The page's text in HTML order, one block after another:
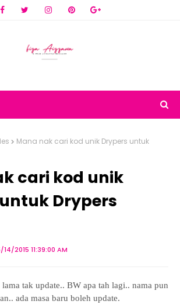
Mana nak cari kod unik Drypers untuk
cari kod unik
Drypers
14/2015 11:39:00 AM
tak update.. BW apa tah lagi.. nama pun
ada masa baru boleh update.